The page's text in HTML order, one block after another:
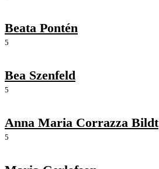
Beata Pontén
5
Bea Szenfeld
5
Anna Maria Corrazza Bildt
5